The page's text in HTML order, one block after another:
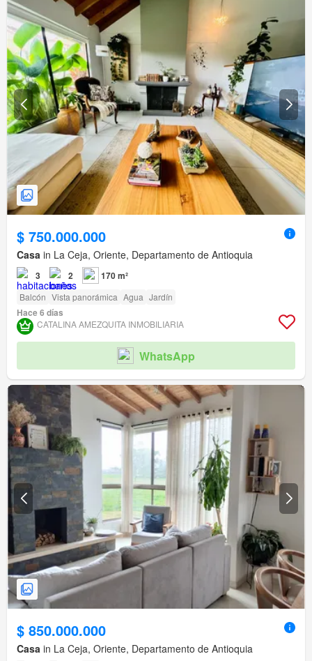
$ 750.000.000
Casa in La Ceja, Oriente, Departamento de Antioquia
3 2 170 m²
Balcón Vista panorámica Agua Jardín
Hace 6 días
CATALINA AMEZQUITA INMOBILIARIA
WhatsApp
$ 850.000.000
Casa in La Ceja, Oriente, Departamento de Antioquia